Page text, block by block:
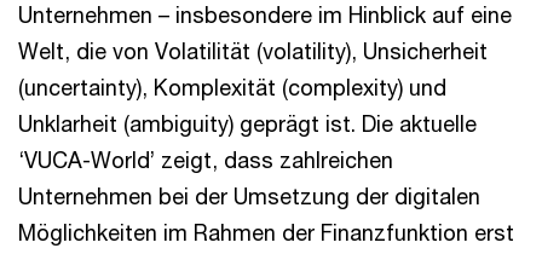
Unternehmen – insbesondere im Hinblick auf eine
Welt, die von Volatilität (volatility), Unsicherheit
(uncertainty), Komplexität (complexity) und
Unklarheit (ambiguity) geprägt ist. Die aktuelle
‘VUCA-World’ zeigt, dass zahlreichen
Unternehmen bei der Umsetzung der digitalen
Möglichkeiten im Rahmen der Finanzfunktion erst